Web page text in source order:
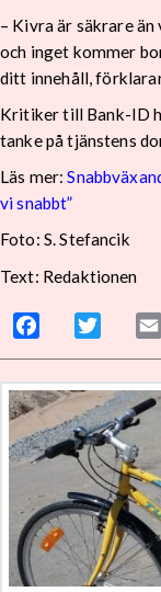
– Kivra är säkrare
och inget kommer
ditt innehåll,
Kritiker till Bank-ID
tanke på tjänstens
Läs mer:
vi snabbt”
Foto: S. Stefancik
Text: Redaktionen
Facebook Twitter